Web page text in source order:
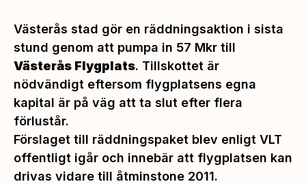
Västerås stad gör en räddningsaktion i sista
stund genom att pumpa in 57 Mkr till
Västerås Flygplats. Tillskottet är
nödvändigt eftersom flygplatsens egna
kapital är på väg att ta slut efter flera
förlustår.
Förslaget till räddningspaket blev enligt VLT
offentligt igår och innebär att flygplatsen kan
drivas vidare till åtminstone 2011.